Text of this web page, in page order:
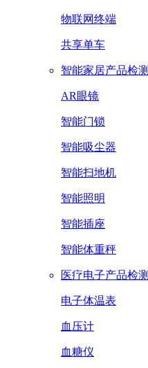
物联网终端
共享单车
智能家居产品检测
AR眼镜
智能门锁
智能吸尘器
智能扫地机
智能照明
智能插座
智能体重秤
医疗电子产品检测
电子体温表
血压计
血糖仪